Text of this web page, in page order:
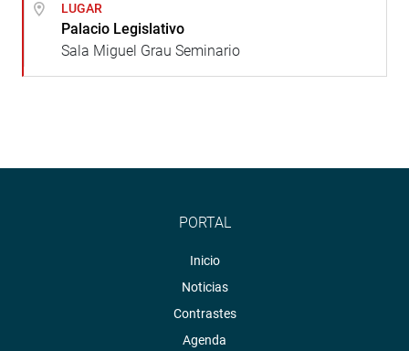
LUGAR
Palacio Legislativo
Sala Miguel Grau Seminario
PORTAL
Inicio
Noticias
Contrastes
Agenda